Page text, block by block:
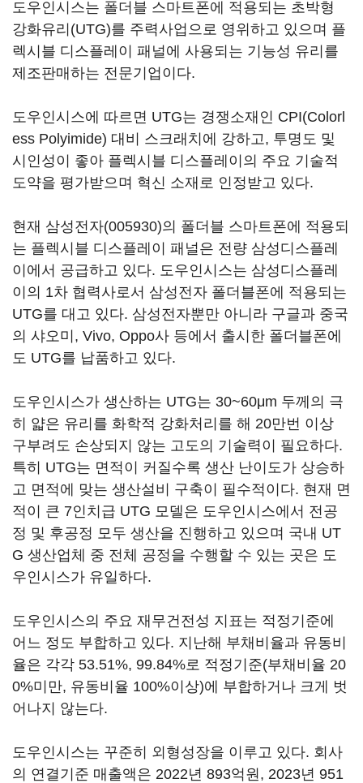
도우인시스는 폴더블 스마트폰에 적용되는 초박형
강화유리(UTG)를 주력사업으로 영위하고 있으며 플
렉시블 디스플레이 패널에 사용되는 기능성 유리를
제조판매하는 전문기업이다.
도우인시스에 따르면 UTG는 경쟁소재인 CPI(Colorl
ess Polyimide) 대비 스크래치에 강하고, 투명도 및
시인성이 좋아 플렉시블 디스플레이의 주요 기술적
도약을 평가받으며 혁신 소재로 인정받고 있다.
현재 삼성전자(005930)의 폴더블 스마트폰에 적용되
는 플렉시블 디스플레이 패널은 전량 삼성디스플레
이에서 공급하고 있다. 도우인시스는 삼성디스플레
이의 1차 협력사로서 삼성전자 폴더블폰에 적용되는
UTG를 대고 있다. 삼성전자뿐만 아니라 구글과 중국
의 샤오미, Vivo, Oppo사 등에서 출시한 폴더블폰에
도 UTG를 납품하고 있다.
도우인시스가 생산하는 UTG는 30~60μm 두께의 극
히 얇은 유리를 화학적 강화처리를 해 20만번 이상
구부려도 손상되지 않는 고도의 기술력이 필요하다.
특히 UTG는 면적이 커질수록 생산 난이도가 상승하
고 면적에 맞는 생산설비 구축이 필수적이다. 현재 면
적이 큰 7인치급 UTG 모델은 도우인시스에서 전공
정 및 후공정 모두 생산을 진행하고 있으며 국내 UT
G 생산업체 중 전체 공정을 수행할 수 있는 곳은 도
우인시스가 유일하다.
도우인시스의 주요 재무건전성 지표는 적정기준에
어느 정도 부합하고 있다. 지난해 부채비율과 유동비
율은 각각 53.51%, 99.84%로 적정기준(부채비율 20
0%미만, 유동비율 100%이상)에 부합하거나 크게 벗
어나지 않는다.
도우인시스는 꾸준히 외형성장을 이루고 있다. 회사
의 연결기준 매출액은 2022년 893억원, 2023년 951